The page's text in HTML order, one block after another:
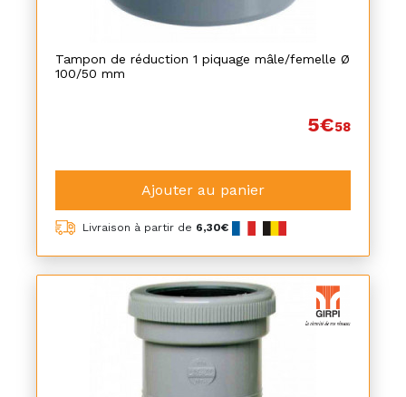
Tampon de réduction 1 piquage mâle/femelle Ø
100/50 mm
5€58
Ajouter au panier
Livraison à partir de 6,30€